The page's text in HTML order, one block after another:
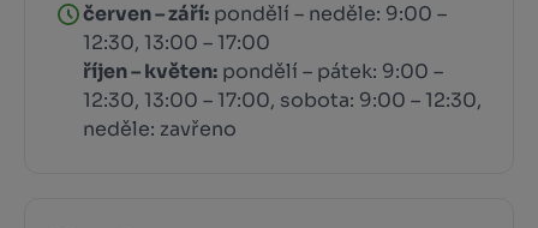
červen – září: pondělí – neděle: 9:00 –
12:30, 13:00 – 17:00
říjen – květen: pondělí – pátek: 9:00 –
12:30, 13:00 – 17:00, sobota: 9:00 – 12:30,
neděle: zavřeno